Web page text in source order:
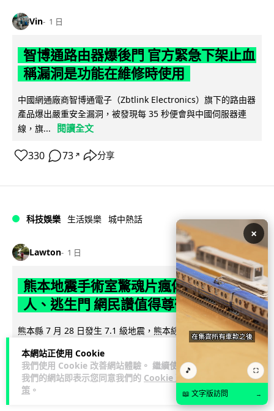
本網站正使用 Cookie
我們使用 Cookie 改善網站體驗。 繼續使用
我們的網站即表示您同意我們的 Cookie 政
策 。
Vin 1 日
智博通路由器爆後門 官方緊急下架止血
稱漏洞是功能在維修時使用
中國網通廠商智博通電子（Zbtlink Electronics）旗下的路由器
產品爆出嚴重安全漏洞，被發現每 35 秒便會與中國伺服器連
線，旗...
閱讀全文
330 73 ↗ 分享
科技娛樂 生活娛樂 城中熱話
Lawton 1 日
熊本地震手術室驚魂片瘋傳 醫護保護病
人、逃生門 網民讚值得尊敬
熊本縣 7 月 28 日發生 7.1 級地震，熊本綜合醫院手術室鏡頭拍
下地震一刻，醫護人員臨危不亂保護病人，更馬上開逃生門確
保出口流通。片段... 閱讀全文
67 18
×
🎵 ⛶
📖 文字版訪問 →